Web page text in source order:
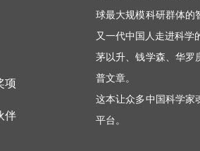
项
伴
球最大规模科研群体的
又一代中国人走进科学
茅以升、钱学森、华罗
普文章。
这本让众多中国科学家
平台。